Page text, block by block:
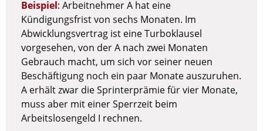
Beispiel: Arbeitnehmer A hat eine
Kündigungsfrist von sechs Monaten. Im
Abwicklungsvertrag ist eine Turboklausel
vorgesehen, von der A nach zwei Monaten
Gebrauch macht, um sich vor seiner neuen
Beschäftigung noch ein paar Monate auszuruhen.
A erhält zwar die Sprinterprämie für vier Monate,
muss aber mit einer Sperrzeit beim
Arbeitslosengeld I rechnen.